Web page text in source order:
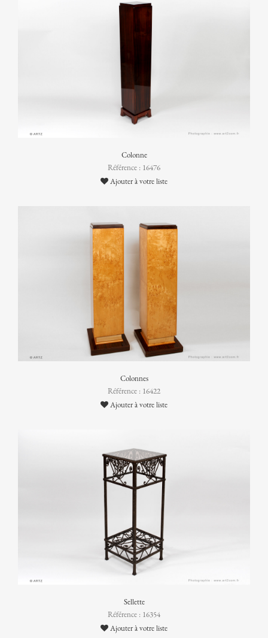
Colonne
Référence : 16476
Ajouter à votre liste
Colonnes
Référence : 16422
Ajouter à votre liste
Sellette
Référence : 16354
Ajouter à votre liste